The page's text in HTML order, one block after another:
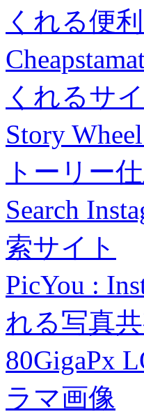
くれる便
くれるサ
Story
トーリー
Search
索サイト
PicYou :
れる写真
80GigaPx
ラマ画像